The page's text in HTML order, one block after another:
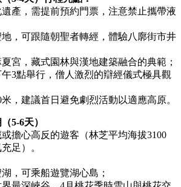
產，需提前預約門票，注意禁止攜帶液
，可跟隨朝聖者轉經，體驗八廓街市井
宮，藏式園林與漢地建築融合的典範；
3點舉行，僧人激烈的辯經儀式極具觀
，建議首日避免劇烈活動以適應高原。
5-6天）
擔心高反的遊客（林芝平均海拔3100
足）。
，可乘船遊覽湖心島；